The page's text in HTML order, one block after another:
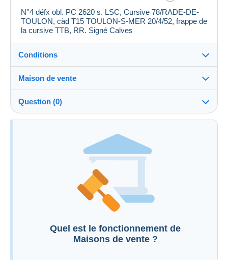
N°4 défx obl. PC 2620 s. LSC, Cursive 78/RADE-DE-
TOULON, càd T15 TOULON-S-MER 20/4/52, frappe de
la cursive TTB, RR. Signé Calves
Conditions
Maison de vente
Question (0)
Pour poser une question, vous devez ouvrir
Ouvrir une session
Quel est le fonctionnement de
Maisons de vente ?